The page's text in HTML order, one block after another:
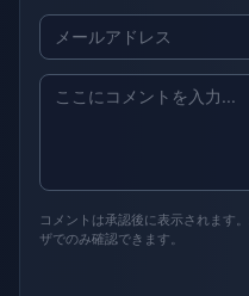
コメントは承認後に表示されます
ザでのみ確認できます。